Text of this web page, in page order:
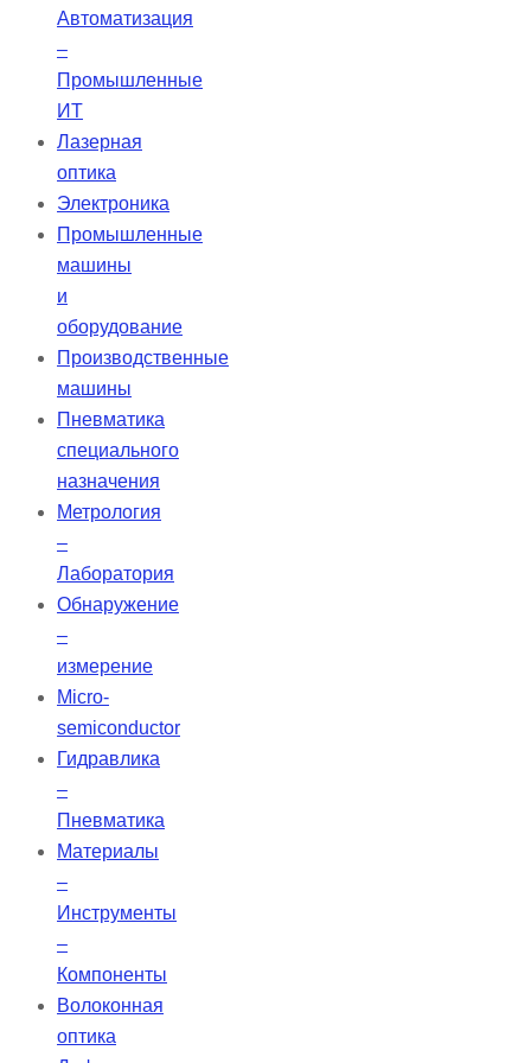
Автоматизация
–
Промышленные
ИТ
Лазерная
оптика
Электроника
Промышленные
машины
и
оборудование
Производственные
машины
Пневматика
специального
назначения
Метрология
–
Лаборатория
Обнаружение
–
измерение
Micro-
semiconductor
Гидравлика
–
Пневматика
Материалы
–
Инструменты
–
Компоненты
Волоконная
оптика